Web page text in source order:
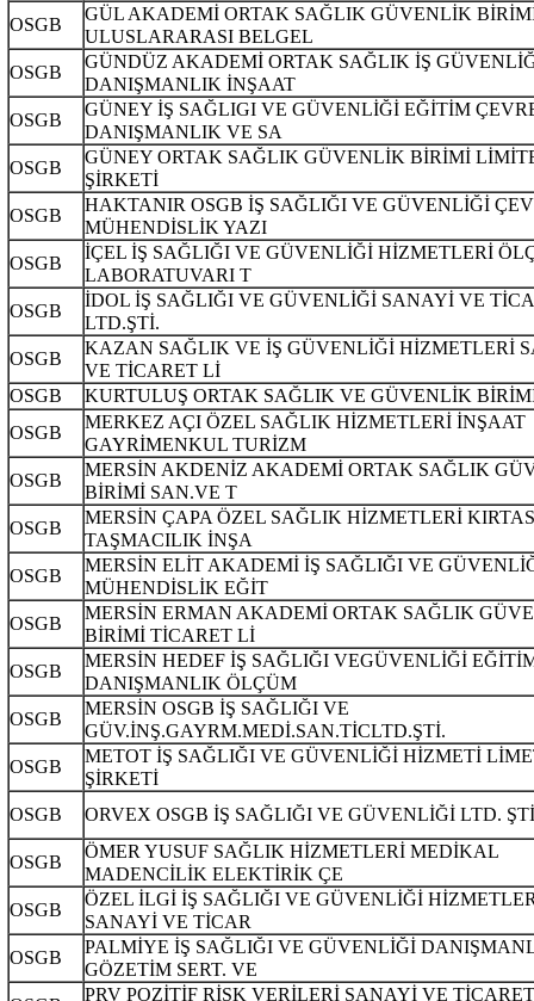
OSGB
GÜL AKADEMİ ORTAK SAĞLIK GÜVENLİK
ULUSLARARASI BELGEL
OSGB
GÜNDÜZ AKADEMİ ORTAK SAĞLIK İŞ
DANIŞMANLIK İNŞAAT
OSGB
GÜNEY İŞ SAĞLIGI VE GÜVENLİĞİ EĞİTİM
DANIŞMANLIK VE SA
OSGB
GÜNEY ORTAK SAĞLIK GÜVENLİK BİRİMİ
ŞİRKETİ
OSGB
HAKTANIR OSGB İŞ SAĞLIĞI VE GÜVENLİĞİ
MÜHENDİSLİK YAZI
OSGB
İÇEL İŞ SAĞLIĞI VE GÜVENLİĞİ HİZMETLERİ
LABORATUVARI T
OSGB
İDOL İŞ SAĞLIĞI VE GÜVENLİĞİ SANAYİ VE
LTD.ŞTİ.
OSGB
KAZAN SAĞLIK VE İŞ GÜVENLİĞİ HİZMETLERİ
VE TİCARET Lİ
OSGB
KURTULUŞ ORTAK SAĞLIK VE GÜVENLİK
OSGB
MERKEZ AÇI ÖZEL SAĞLIK HİZMETLERİ İNŞAAT
GAYRİMENKUL TURİZM
OSGB
MERSİN AKDENİZ AKADEMİ ORTAK SAĞLIK
BİRİMİ SAN.VE T
OSGB
MERSİN ÇAPA ÖZEL SAĞLIK HİZMETLERİ
TAŞMACILIK İNŞA
OSGB
MERSİN ELİT AKADEMİ İŞ SAĞLIĞI VE
MÜHENDİSLİK EĞİT
OSGB
MERSİN ERMAN AKADEMİ ORTAK SAĞLIK
BİRİMİ TİCARET Lİ
OSGB
MERSİN HEDEF İŞ SAĞLIĞI VEGÜVENLİĞİ
DANIŞMANLIK ÖLÇÜM
OSGB
MERSİN OSGB İŞ SAĞLIĞI VE
GÜV.İNŞ.GAYRM.MEDİ.SAN.TİCLTD.ŞTİ.
OSGB
METOT İŞ SAĞLIĞI VE GÜVENLİĞİ HİZMETİ
ŞİRKETİ
OSGB
ORVEX OSGB İŞ SAĞLIĞI VE GÜVENLİĞİ LTD.
OSGB
ÖMER YUSUF SAĞLIK HİZMETLERİ MEDİKAL
MADENCİLİK ELEKTİRİK ÇE
OSGB
ÖZEL İLGİ İŞ SAĞLIĞI VE GÜVENLİĞİ
SANAYİ VE TİCAR
OSGB
PALMİYE İŞ SAĞLIĞI VE GÜVENLİĞİ
GÖZETİM SERT. VE
PRV POZİTİF RİSK VERİLERİ SANAYİ VE TİCARET